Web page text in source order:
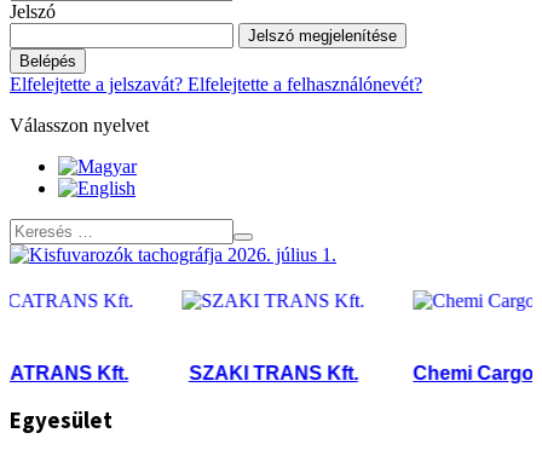
Jelszó
Jelszó megjelenítése
Belépés
Elfelejtette a jelszavát? Elfelejtette a felhasználónevét?
Válasszon nyelvet
Kft. SZAKI TRANS Kft. Chemi Cargo Kft
Egyesület